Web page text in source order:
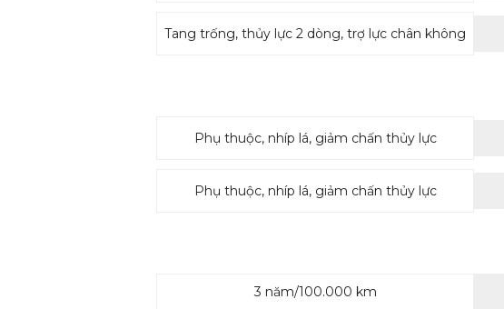
Tang trống, thủy lực 2 dòng, trợ lực chân không
Phụ thuộc, nhíp lá, giảm chấn thủy lực
Phụ thuộc, nhíp lá, giảm chấn thủy lực
3 năm/100.000 km